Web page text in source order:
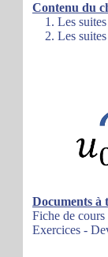
Contenu du
1. Les suites
2. Les suites
Documents à
Fiche de
Exercices -